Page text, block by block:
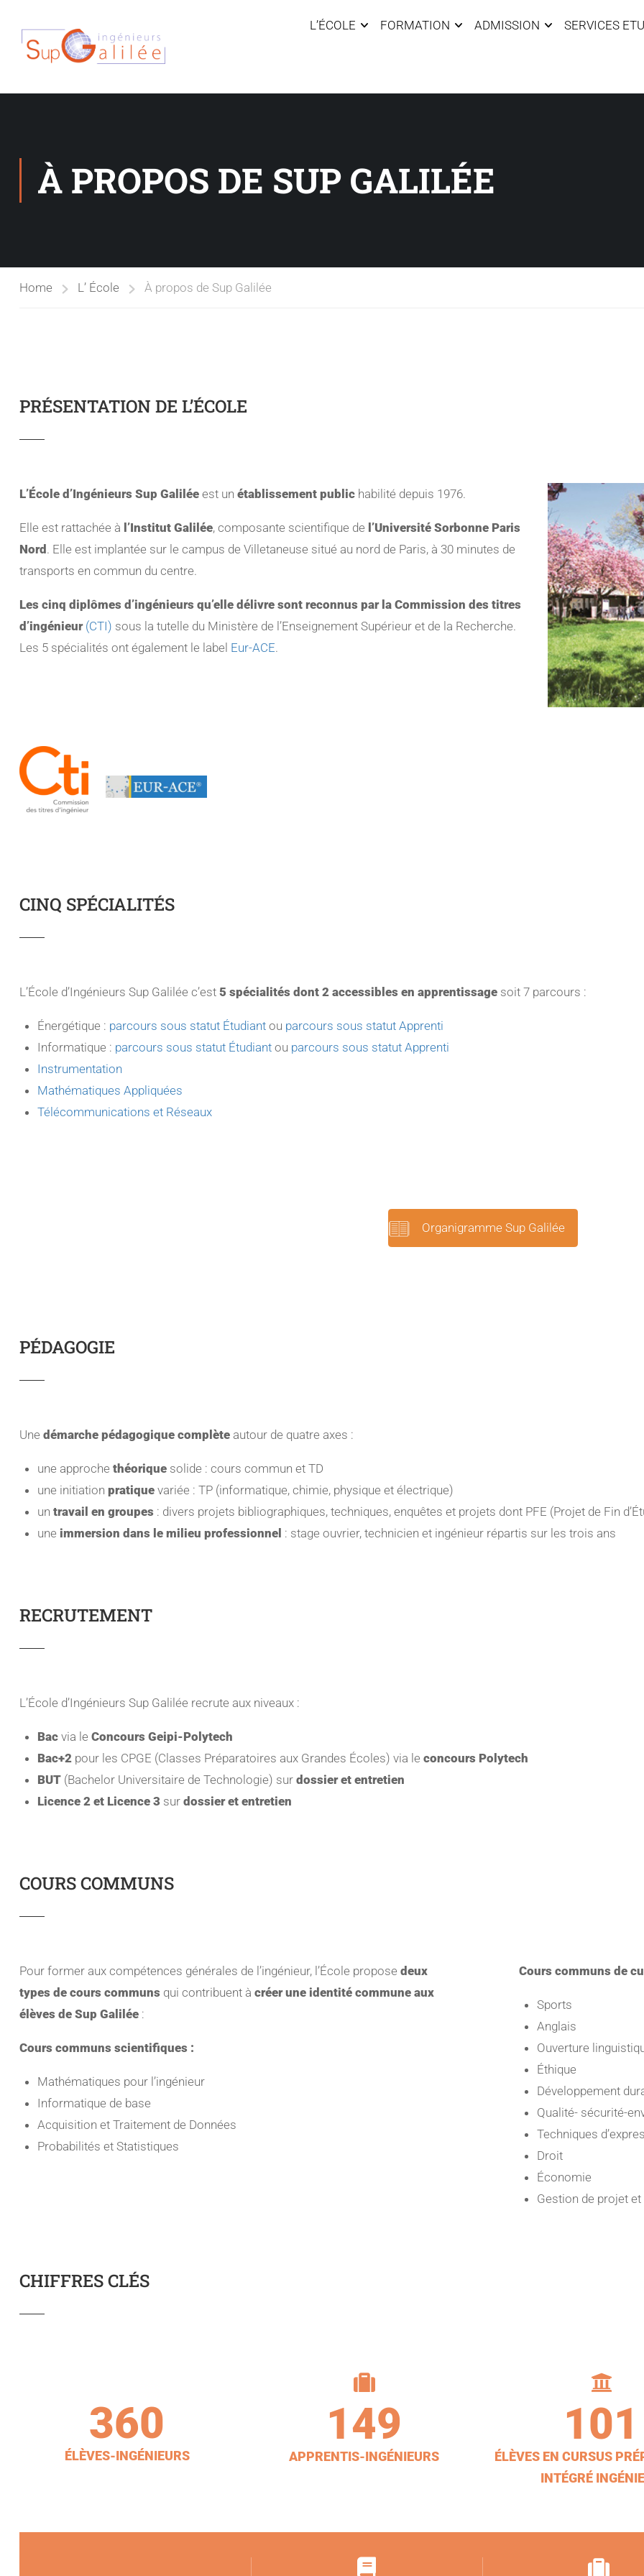
L’ÉCOLE FORMATION ADMISSION SERVICES
À PROPOS DE SUP GALILÉE
Home L’ École À propos de Sup Galilée
PRÉSENTATION DE L’ÉCOLE
L’École d’Ingénieurs Sup Galilée est un établissement public habilité depuis 1976.
Elle est rattachée à l’Institut Galilée, composante scientifique de l’Université Sorbonne Paris
Nord . Elle est implantée sur le campus de Villetaneuse situé au nord de Paris, à 30 minutes de
transports en commun du centre.
Les cinq diplômes d’ingénieurs qu’elle délivre sont reconnus par la Commission des titres
d’ingénieur (CTI) sous la tutelle du Ministère de l’Enseignement Supérieur et de la Recherche.
Les 5 spécialités ont également le label Eur-ACE.
CINQ SPÉCIALITÉS
L’École d’Ingénieurs Sup Galilée c’est 5 spécialités dont 2 accessibles en apprentissage soit 7 parcours :
Énergétique : parcours sous statut Étudiant ou parcours sous statut Apprenti
Informatique : parcours sous statut Étudiant ou parcours sous statut Apprenti
Instrumentation
Mathématiques Appliquées
Télécommunications et Réseaux
Organigramme Sup Galilée
PÉDAGOGIE
Une démarche pédagogique complète autour de quatre axes :
une approche théorique solide : cours commun et TD
une initiation pratique variée : TP (informatique, chimie, physique et électrique)
un travail en groupes : divers projets bibliographiques, techniques, enquêtes et projets dont PFE (Projet de Fin
une immersion dans le milieu professionnel : stage ouvrier, technicien et ingénieur répartis sur les trois ans
RECRUTEMENT
L’École d’Ingénieurs Sup Galilée recrute aux niveaux :
Bac via le Concours Geipi-Polytech
Bac+2 pour les CPGE (Classes Préparatoires aux Grandes Écoles) via le concours Polytech
BUT (Bachelor Universitaire de Technologie) sur dossier et entretien
Licence 2 et Licence 3 sur dossier et entretien
COURS COMMUNS
Pour former aux compétences générales de l’ingénieur, l’École propose deux
types de cours communs qui contribuent à créer une identité commune aux
élèves de Sup Galilée :
Cours communs scientifiques :
Mathématiques pour l’ingénieur
Informatique de base
Acquisition et Traitement de Données
Probabilités et Statistiques
Cours communs de
Sports
Anglais
Ouverture
Éthique
Développement
Qualité- sécurité-
Techniques
Droit
Économie
Gestion de projet
CHIFFRES CLÉS
360
ÉLÈVES-INGÉNIEURS
149
APPRENTIS-INGÉNIEURS
101
ÉLÈVES EN CURSUS
INTÉGRÉ